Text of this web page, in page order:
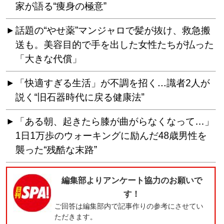
家が語る“痩身の極意”
話題の“やせ薬”マンジャロで髪が抜け、救急搬
送も。美容目的で手を出した女性たちが払った
「大きな代償」
「快適すぎる生活」が不調を招く…識者2人が
説く“旧石器時代に戻る健康法”
「ある朝、起きたら膝が曲がらなくなって…」
1日1万歩のウォーキングに励んだ48歳男性を
襲った“残酷な末路”